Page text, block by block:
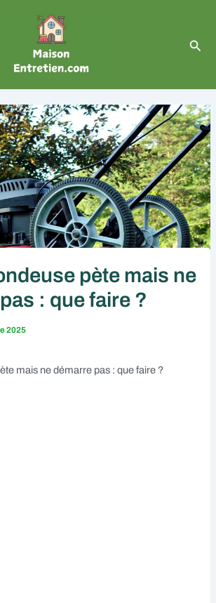
pète mais ne
: que faire ?
2025
mais ne démarre pas : que faire ?